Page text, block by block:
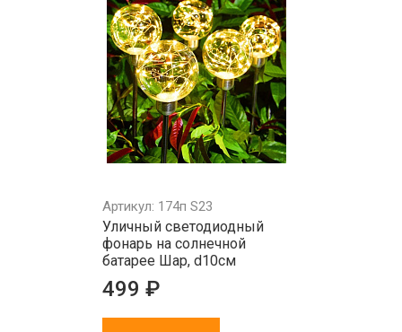
Артикул: 174п S23
Уличный светодиодный
фонарь на солнечной
батарее Шар, d10см
499 ₽